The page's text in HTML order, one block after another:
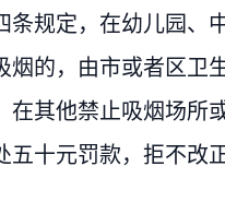
规定，在幼儿园、
的，由市或者区卫
其他禁止吸烟场所
十元罚款，拒不改